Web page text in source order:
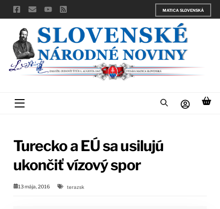
Skip
to
content
MATICA SLOVENSKÁ
Menu
Turecko a EÚ sa usilujú
ukončiť vízový spor
13 mája, 2016 terazsk